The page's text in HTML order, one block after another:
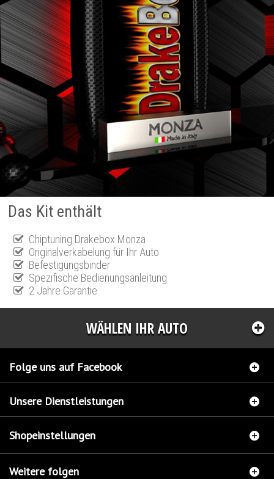
Das Kit enthält
Chiptuning Drakebox Monza
Originalverkabelung für Ihr Auto
Befestigungsbinder
Spezifische Bedienungsanleitung
2 Jahre Garantie
WÄHLEN IHR AUTO
Folge uns auf Facebook
Unsere Dienstleistungen
Shopeinstellungen
Weitere folgen